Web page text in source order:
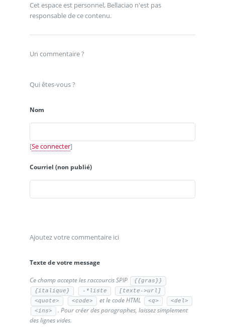
Cet espace est personnel, Bellaciao n'est pas
responsable de ce contenu.
Un commentaire ?
Qui êtes-vous ?
Nom
[Se connecter]
Courriel (non publié)
Ajoutez votre commentaire ici
Texte de votre message
Ce champ accepte les raccourcis SPIP
{{gras}}
{italique}
-*liste
[texte->url]
<quote>
<code> et le code HTML <q>
<del>
<ins>
. Pour créer des paragraphes, laissez simplement
des lignes vides.